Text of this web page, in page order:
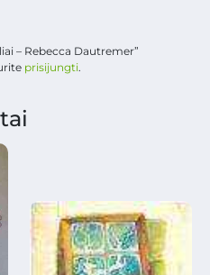
– Rebecca Dautremer”
prisijungti.